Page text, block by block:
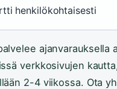
henkilökohtaisesti
ajanvarauksella
verkkosivujen
2-4 viikossa. Ota